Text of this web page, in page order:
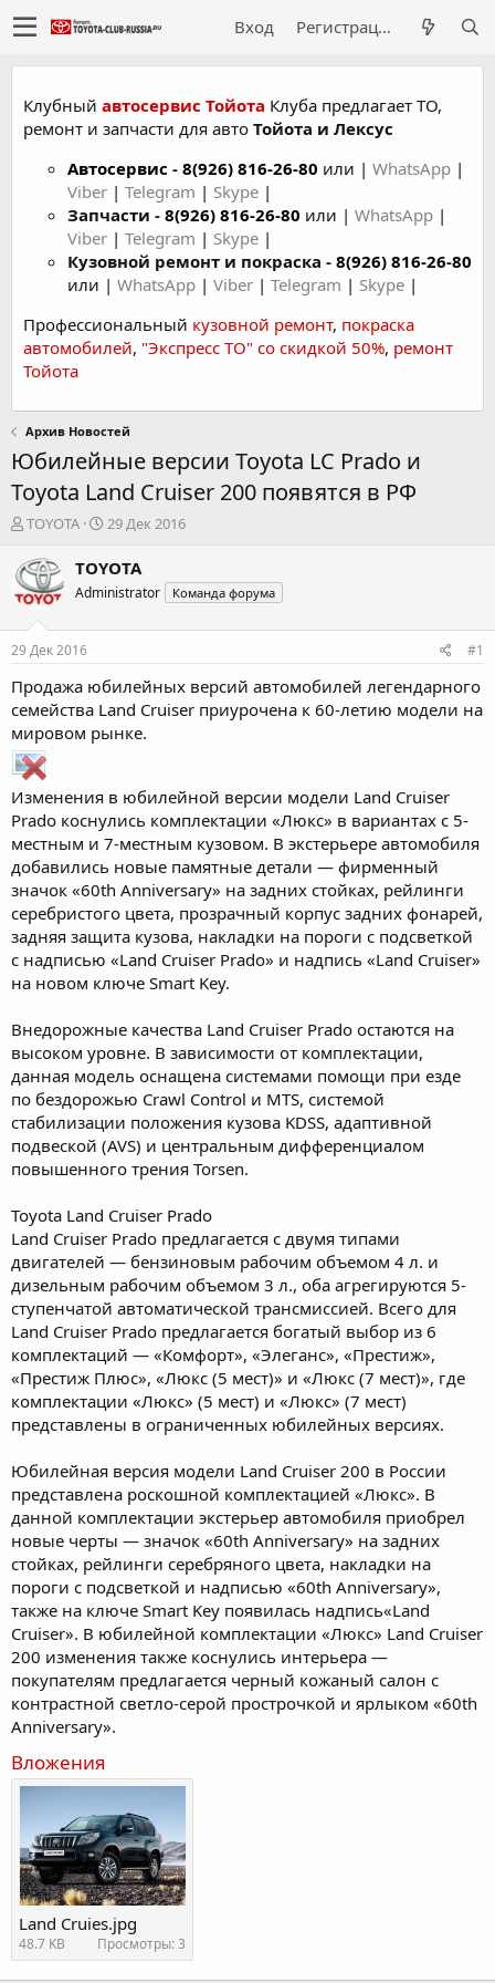
Вход Регистрация
Клубный автосервис Тойота Клуба предлагает ТО,
ремонт и запчасти для авто Тойота и Лексус
Автосервис - 8(926) 816-26-80 или | WhatsApp |
Viber | Telegram | Skype |
Запчасти - 8(926) 816-26-80 или | WhatsApp |
Viber | Telegram | Skype |
Кузовной ремонт и покраска - 8(926) 816-26-80
или | WhatsApp | Viber | Telegram | Skype |
Профессиональный кузовной ремонт, покраска
автомобилей, "Экспресс ТО" со скидкой 50%, ремонт
Тойота
Архив Новостей
Юбилейные версии Toyota LC Prado и
Toyota Land Cruiser 200 появятся в РФ
А
т
о
р
м
ы
TOYOTA
Д
т
н
л
29 Дек 2016
TOYOTA
Administrator Команда форума
29 Дек 2016 #1
Продажа юбилейных версий автомобилей легендарного
семейства Land Cruiser приурочена к 60-летию модели на
мировом рынке.
Изменения в юбилейной версии модели Land Cruiser
Prado коснулись комплектации «Люкс» в вариантах с 5-
местным и 7-местным кузовом. В экстерьере автомобиля
добавились новые памятные детали — фирменный
значок «60th Anniversary» на задних стойках, рейлинги
серебристого цвета, прозрачный корпус задних фонарей,
задняя защита кузова, накладки на пороги с подсветкой
с надписью «Land Cruiser Prado» и надпись «Land Cruiser»
на новом ключе Smart Key.
Внедорожные качества Land Cruiser Prado остаются на
высоком уровне. В зависимости от комплектации,
данная модель оснащена системами помощи при езде
по бездорожью Crawl Control и MTS, системой
стабилизации положения кузова KDSS, адаптивной
подвеской (AVS) и центральным дифференциалом
повышенного трения Torsen.
Toyota Land Cruiser Prado
Land Cruiser Prado предлагается с двумя типами
двигателей — бензиновым рабочим объемом 4 л. и
дизельным рабочим объемом 3 л., оба агрегируются 5-
ступенчатой автоматической трансмиссией. Всего для
Land Cruiser Prado предлагается богатый выбор из 6
комплектаций — «Комфорт», «Элеганс», «Престиж»,
«Престиж Плюс», «Люкс (5 мест)» и «Люкс (7 мест)», где
комплектации «Люкс» (5 мест) и «Люкс» (7 мест)
представлены в ограниченных юбилейных версиях.
Юбилейная версия модели Land Cruiser 200 в России
представлена роскошной комплектацией «Люкс». В
данной комплектации экстерьер автомобиля приобрел
новые черты — значок «60th Anniversary» на задних
стойках, рейлинги серебряного цвета, накладки на
пороги с подсветкой и надписью «60th Anniversary»,
также на ключе Smart Key появилась надпись«Land
Cruiser». В юбилейной комплектации «Люкс» Land Cruiser
200 изменения также коснулись интерьера —
покупателям предлагается черный кожаный салон с
контрастной светло-серой прострочкой и ярлыком «60th
Anniversary».
Вложения
Land Cruies.jpg
48.7 KB Просмотры: 3